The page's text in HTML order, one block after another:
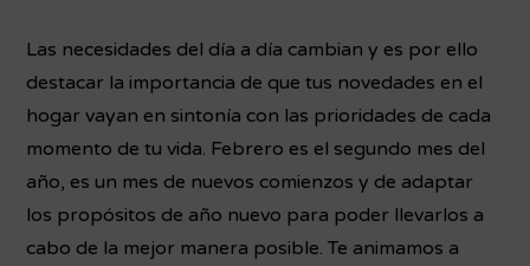
Las necesidades del día a día cambian y es por ello
destacar la importancia de que tus novedades en el
hogar vayan en sintonía con las prioridades de cada
momento de tu vida. Febrero es el segundo mes del
año, es un mes de nuevos comienzos y de adaptar
los propósitos de año nuevo para poder llevarlos a
cabo de la mejor manera posible.Te animamos a